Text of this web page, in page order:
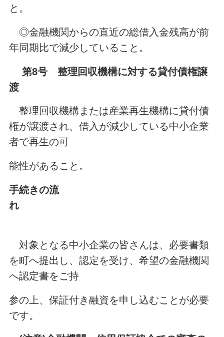
と。
◎金融機関からの直近の総借入金残高が前
年同期比で減少していること。
第8号 整理回収機構に対する貸付債権譲
渡
整理回収機構または産業再生機構に貸付債
権が譲渡され、借入が減少している中小企業
者で再生の可
能性があること。
手続きの流
れ
対象となる中小企業の皆さんは、必要書類
を町へ提出し、認定を受け、希望の金融機関
へ認定書をご持
参の上、保証付き融資を申し込むことが必要
です。